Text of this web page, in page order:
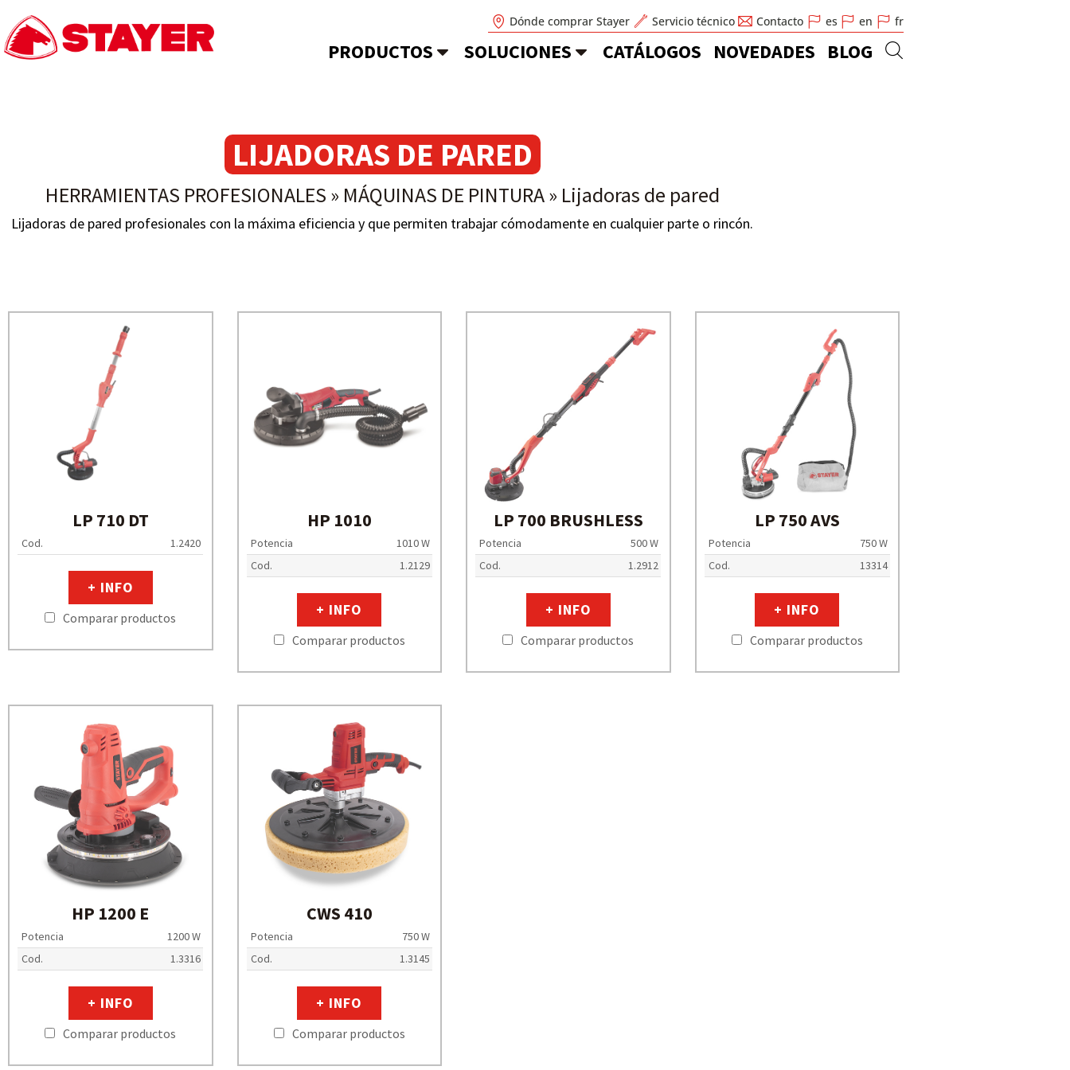
Dónde comprar Stayer Servicio técnico Contacto es en fr
PRODUCTOS SOLUCIONES CATÁLOGOS NOVEDADES BLOG
LIJADORAS DE PARED
HERRAMIENTAS PROFESIONALES » MÁQUINAS DE PINTURA» Lijadoras de pared
Lijadoras de pared profesionales con la máxima eficiencia y que permiten trabajar cómodamente en cualquier parte o rincón.
LP 710 DT
Cod. 1.2420
+ INFO
Comparar productos
HP 1010
Potencia
1010 W
Cod.
1.2129
+ INFO
Comparar productos
LP 700 BRUSHLESS
Potencia
500 W
Cod.
1.2912
+ INFO
Comparar productos
LP 750 AVS
Potencia
750 W
Cod.
13314
+ INFO
Comparar productos
HP 1200 E
Potencia
1200 W
Cod.
1.3316
+ INFO
Comparar productos
CWS 410
Potencia
750 W
Cod.
1.3145
+ INFO
Comparar productos